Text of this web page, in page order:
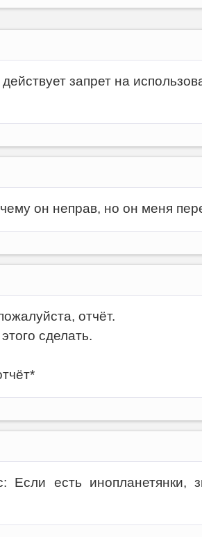
запрет на
он неправ, но он меня
отчёт.
сделать.
Если есть инопланетянки,